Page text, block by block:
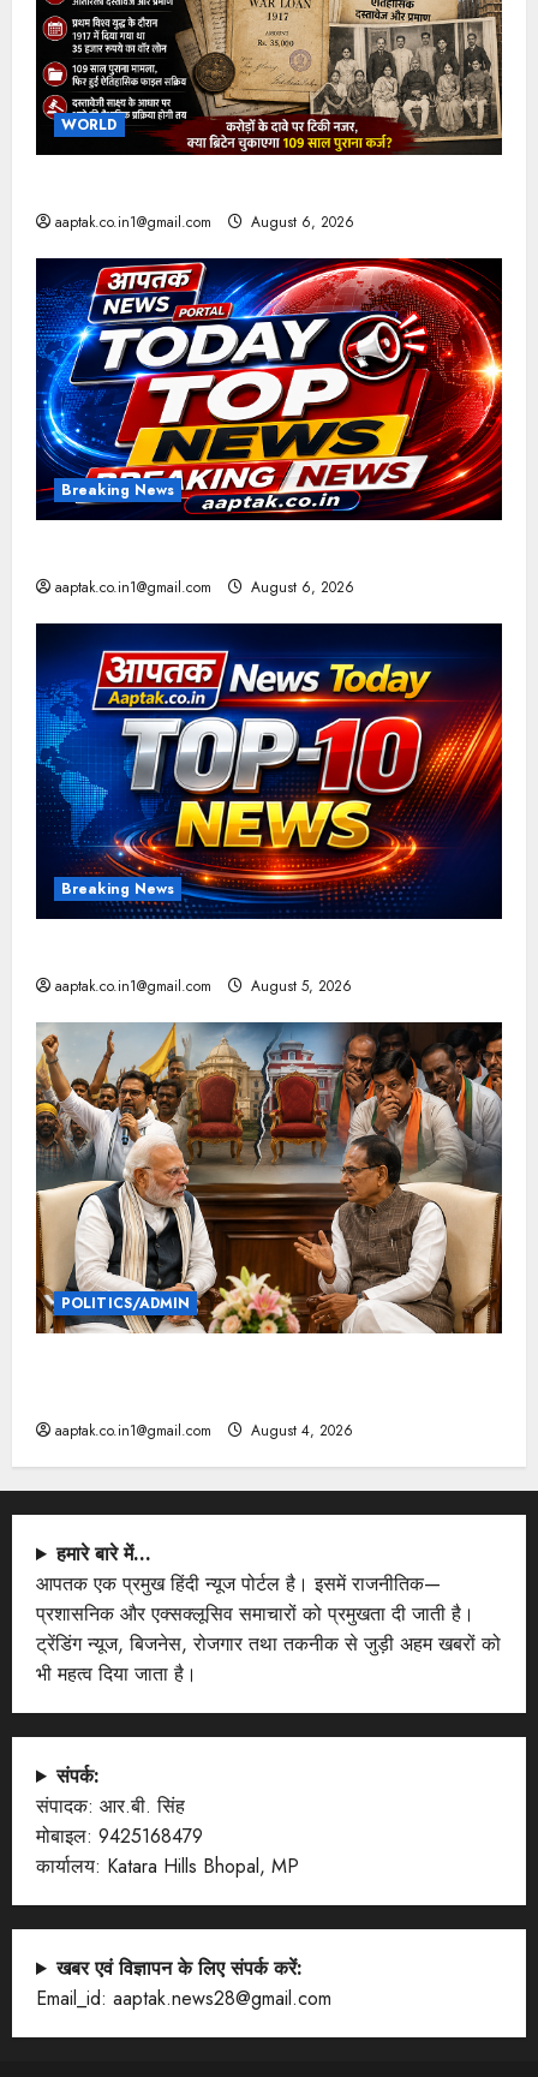
WORLD
aaptak.co.in1@gmail.com August 6, 2026
Breaking News
aaptak.co.in1@gmail.com August 6, 2026
Breaking News
aaptak.co.in1@gmail.com August 5, 2026
POLITICS/ADMIN
aaptak.co.in1@gmail.com August 4, 2026
हमारे बारे में…
आपतक एक प्रमुख हिंदी न्यूज पोर्टल है। इसमें राजनीतिक—
प्रशासनिक और एक्सक्लूसिव समाचारों को प्रमुखता दी जाती है।
ट्रेंडिंग न्यूज, बिजनेस, रोजगार तथा तकनीक से जुड़ी अहम खबरों को
भी महत्व दिया जाता है।
संपर्क:
संपादक: आर.बी. सिंह
मोबाइल: 9425168479
कार्यालय: Katara Hills Bhopal, MP
खबर एवं विज्ञापन के लिए संपर्क करें:
Email_id: aaptak.news28@gmail.com